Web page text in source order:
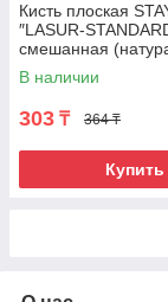
Кисть плоская
″LASUR-
смешанная
искусственная)
деревянная ручка,
В наличии
303 ₸ 364 ₸
Купить